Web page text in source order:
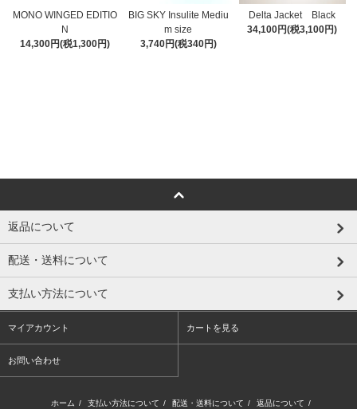
MONO WINGED EDITIO
N
14,300円(税1,300円)
BIG SKY Insulite Mediu
m size
3,740円(税340円)
Delta Jacket Black
34,100円(税3,100円)
返品について
配送・送料について
支払い方法について
マイアカウント カートを見る
お問い合わせ
ホーム / 支払い方法について / 配送・送料について / 返品について /